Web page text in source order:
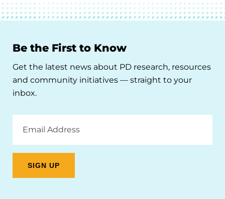
Be the First to Know
Get the latest news about PD research, resources
and community initiatives — straight to your
inbox.
Address